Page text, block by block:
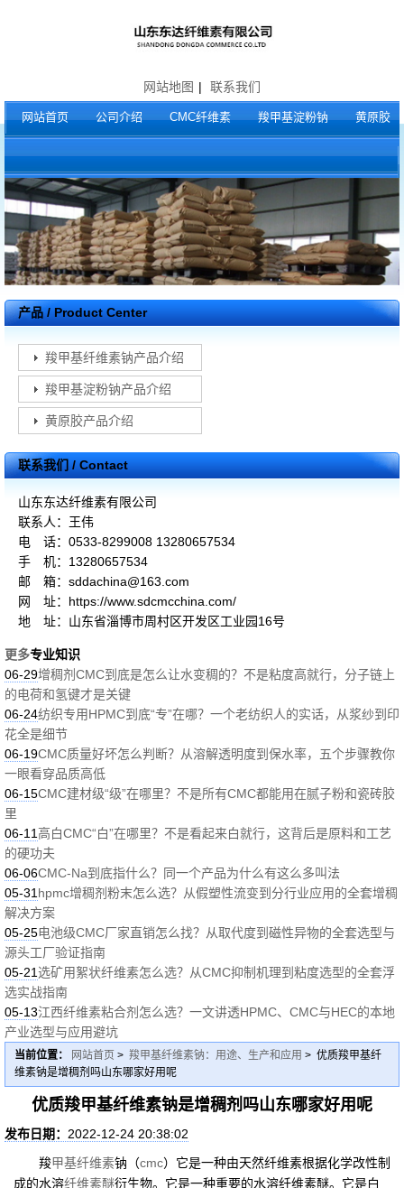
网站地图 | 联系我们
网站首页 公司介绍 CMC纤维素 羧甲基淀粉钠 黄原胶
产品 / Product Center
羧甲基纤维素钠产品介绍
羧甲基淀粉钠产品介绍
黄原胶产品介绍
联系我们 / Contact
山东东达纤维素有限公司
联系人：王伟
电 话：0533-8299008 13280657534
手 机：13280657534
邮 箱：sddachina@163.com
网 址：https://www.sdcmcchina.com/
地 址：山东省淄博市周村区开发区工业园16号
更多专业知识
06-29增稠剂CMC到底是怎么让水变稠的？不是粘度高就行，分子链上
的电荷和氢键才是关键
06-24纺织专用HPMC到底“专”在哪？一个老纺织人的实话，从浆纱到印
花全是细节
06-19CMC质量好坏怎么判断？从溶解透明度到保水率，五个步骤教你
一眼看穿品质高低
06-15CMC建材级“级”在哪里？不是所有CMC都能用在腻子粉和瓷砖胶
里
06-11高白CMC“白”在哪里？不是看起来白就行，这背后是原料和工艺
的硬功夫
06-06CMC-Na到底指什么？同一个产品为什么有这么多叫法
05-31 hpmc增稠剂粉末怎么选？从假塑性流变到分行业应用的全套增稠
解决方案
05-25电池级CMC厂家直销怎么找？从取代度到磁性异物的全套选型与
源头工厂验证指南
05-21选矿用絮状纤维素怎么选？从CMC抑制机理到粘度选型的全套浮
选实战指南
05-13江西纤维素粘合剂怎么选？一文讲透HPMC、CMC与HEC的本地
产业选型与应用避坑
当前位置： 网站首页 > 羧甲基纤维素钠：用途、生产和应用 > 优质羧甲基纤
维素钠是增稠剂吗山东哪家好用呢
优质羧甲基纤维素钠是增稠剂吗山东哪家好用呢
发布日期： 2022-12-24 20:38:02
羧甲基纤维素钠（cmc）它是一种由天然纤维素根据化学改性制
成的水溶纤维素醚衍生物。它是一种重要的水溶纤维素醚。它是白